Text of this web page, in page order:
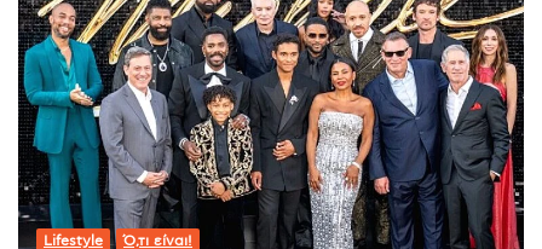
Lifestyle Ό,τι είναι!